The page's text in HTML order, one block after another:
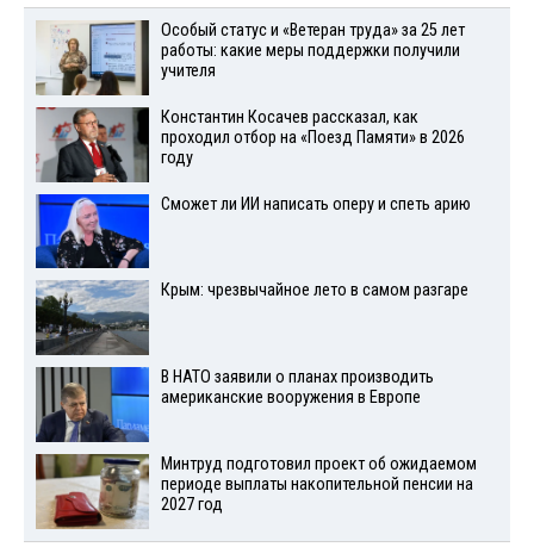
Особый статус и «Ветеран труда» за 25 лет
работы: какие меры поддержки получили
учителя
Константин Косачев рассказал, как
проходил отбор на «Поезд Памяти» в 2026
году
Сможет ли ИИ написать оперу и спеть арию
Крым: чрезвычайное лето в самом разгаре
В НАТО заявили о планах производить
американские вооружения в Европе
Минтруд подготовил проект об ожидаемом
периоде выплаты накопительной пенсии на
2027 год